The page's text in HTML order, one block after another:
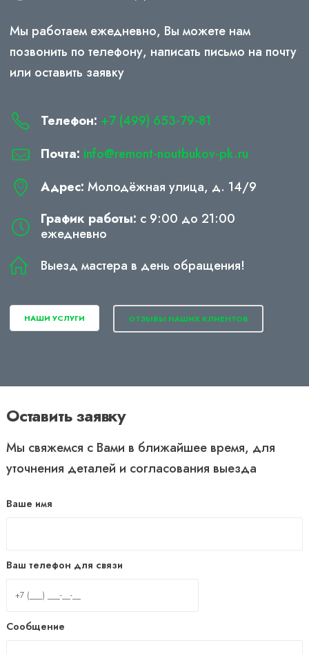
Мы работаем ежедневно, Вы можете нам
позвонить по телефону, написать письмо на почту
или оставить заявку
Телефон: +7 (499) 653-79-81
Почта: info@remont-noutbukov-pk.ru
Адрес: Молодёжная улица, д. 14/9
График работы: с 9:00 до 21:00
ежедневно
Выезд мастера в день обращения!
НАШИ УСЛУГИ ОТЗЫВЫ НАШИХ КЛИЕНТОВ
Оставить заявку
Мы свяжемся с Вами в ближайшее время, для
уточнения деталей и согласования выезда
Ваше имя
Ваш телефон для связи
Сообщение